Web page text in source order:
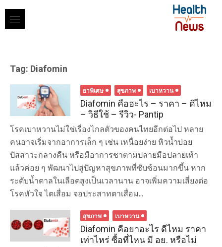
content
Tag: Diafomin
ยาพิเศษ สุขภาพ เบาหวาน
Diafomin คืออะไร – ราคา – ดีไหม
– วิธีใช้ – รีวิว- Pantip
โรคเบาหวานไม่ใช่เรื่องไกลตัวของคนไทยอีกต่อไป หลาย
คนอาจเริ่มจากอาการเล็ก ๆ เช่น เหนื่อยง่าย หิวน้ำบ่อย
ปัสสาวะกลางคืน หรือมีอาการชาตามปลายมือปลายเท้า
แล้วค่อย ๆ พัฒนาไปสู่ปัญหาสุขภาพที่ซับซ้อนมากขึ้น หาก
ระดับน้ำตาลในเลือดสูงเป็นเวลานาน อาจเพิ่มความเสี่ยงต่อ
โรคหัวใจ ไตเสื่อม จอประสาทตาเสื่อม...
สุขภาพ เบาหวาน
Diafomin คือยาอะไร ดีไหม ราคา
เท่าไหร่ ซื้อที่ไหน มี อย. หรือไม่